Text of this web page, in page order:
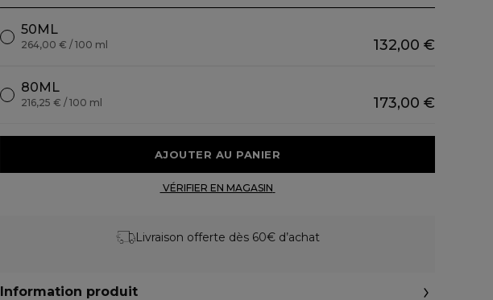
50ML
132,00 €
264,00 € / 100 ml
80ML
173,00 €
216,25 € / 100 ml
Livraison offerte dès 60€ d’achat
Information produit